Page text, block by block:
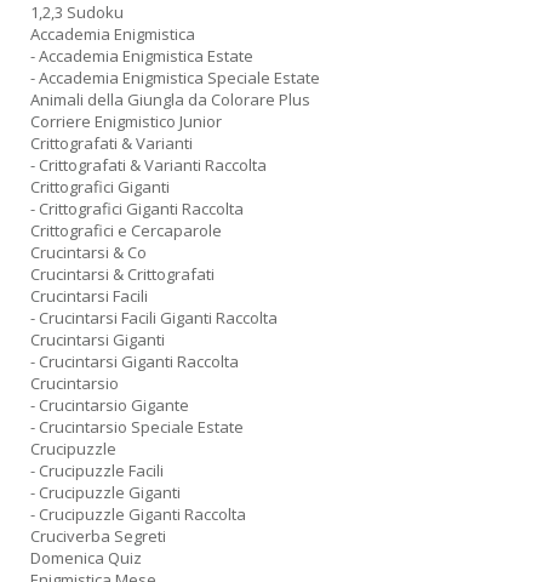
1,2,3 Sudoku
Accademia Enigmistica
- Accademia Enigmistica Estate
- Accademia Enigmistica Speciale Estate
Animali della Giungla da Colorare Plus
Corriere Enigmistico Junior
Crittografati & Varianti
- Crittografati & Varianti Raccolta
Crittografici Giganti
- Crittografici Giganti Raccolta
Crittografici e Cercaparole
Crucintarsi & Co
Crucintarsi & Crittografati
Crucintarsi Facili
- Crucintarsi Facili Giganti Raccolta
Crucintarsi Giganti
- Crucintarsi Giganti Raccolta
Crucintarsio
- Crucintarsio Gigante
- Crucintarsio Speciale Estate
Crucipuzzle
- Crucipuzzle Facili
- Crucipuzzle Giganti
- Crucipuzzle Giganti Raccolta
Cruciverba Segreti
Domenica Quiz